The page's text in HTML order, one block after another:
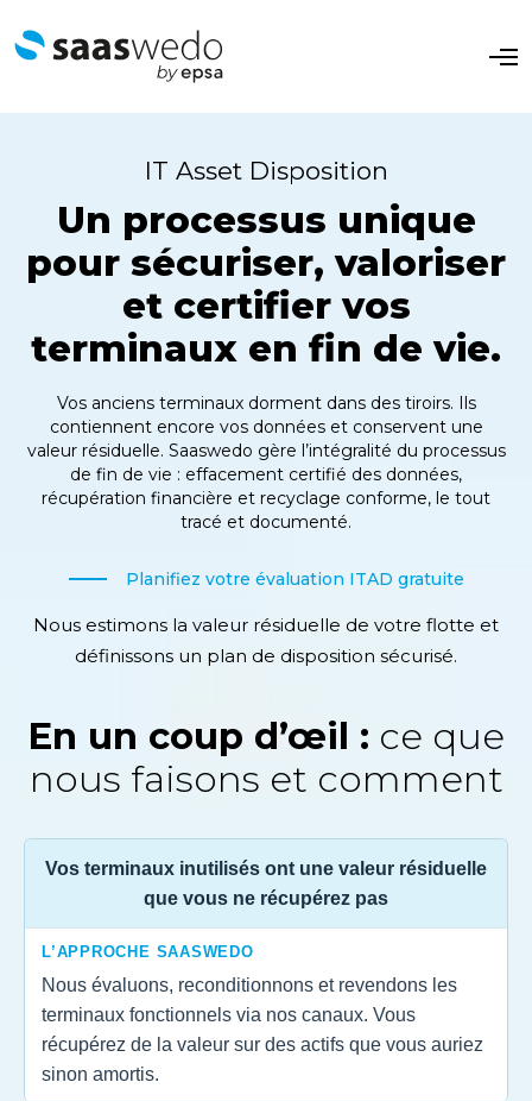
O
n
IT Asset Disposition
Un processus unique
pour sécuriser, valoriser
et certifier vos
terminaux en fin de vie.
Vos anciens terminaux dorment dans des tiroirs. Ils
contiennent encore vos données et conservent une
valeur résiduelle. Saaswedo gère l’intégralité du processus
de fin de vie : effacement certifié des données,
récupération financière et recyclage conforme, le tout
tracé et documenté.
Planifiez votre évaluation ITAD gratuite
Nous estimons la valeur résiduelle de votre flotte et
définissons un plan de disposition sécurisé.
En un coup d’œil : ce que
nous faisons et comment
Vos terminaux inutilisés ont une valeur résiduelle
que vous ne récupérez pas
L’APPROCHE SAASWEDO
Nous évaluons, reconditionnons et revendons les
terminaux fonctionnels via nos canaux. Vous
récupérez de la valeur sur des actifs que vous auriez
sinon amortis.